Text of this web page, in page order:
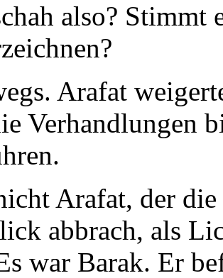
also? Stimmt
Arafat
Verhandlungen
Arafat, der
abbrach, als
war Barak. Er